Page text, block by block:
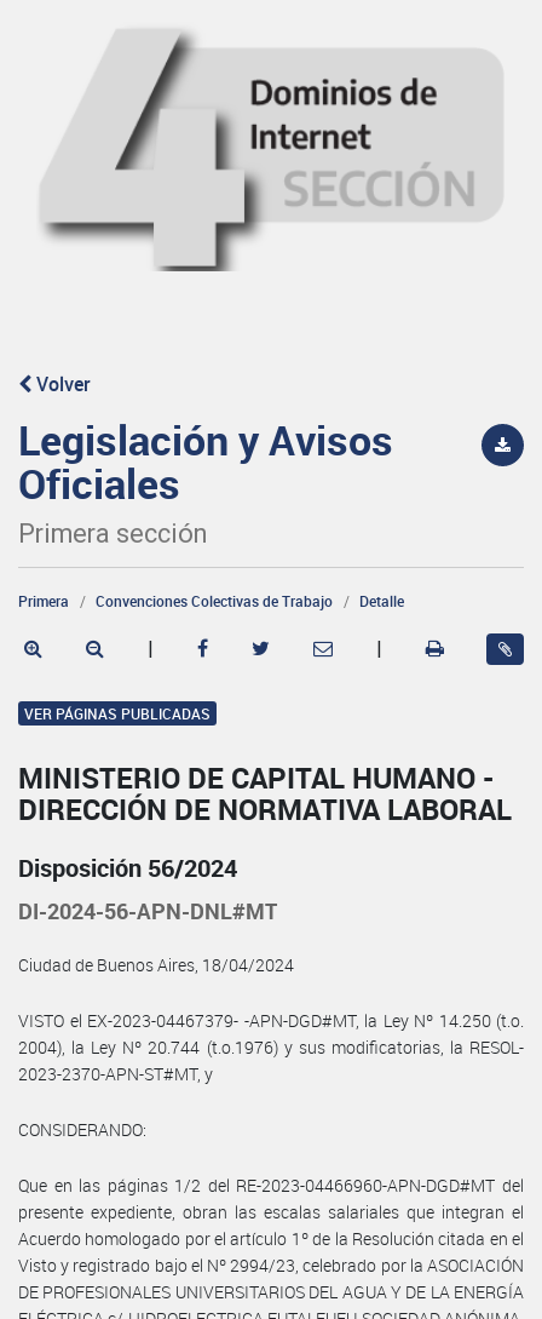
Volver
Legislación y Avisos
Oficiales
Primera sección
Primera Convenciones Colectivas de Trabajo Detalle
| |
VER PÁGINAS PUBLICADAS
MINISTERIO DE CAPITAL HUMANO -
DIRECCIÓN DE NORMATIVA LABORAL
Disposición 56/2024
DI-2024-56-APN-DNL#MT
Ciudad de Buenos Aires, 18/04/2024
VISTO el EX-2023-04467379- -APN-DGD#MT, la Ley Nº 14.250 (t.o.
2004), la Ley Nº 20.744 (t.o.1976) y sus modificatorias, la RESOL-
2023-2370-APN-ST#MT, y
CONSIDERANDO:
Que en las páginas 1/2 del RE-2023-04466960-APN-DGD#MT del
presente expediente, obran las escalas salariales que integran el
Acuerdo homologado por el artículo 1º de la Resolución citada en el
Visto y registrado bajo el Nº 2994/23, celebrado por la ASOCIACIÓN
DE PROFESIONALES UNIVERSITARIOS DEL AGUA Y DE LA ENERGÍA